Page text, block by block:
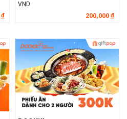
đ
VND
200,000 đ